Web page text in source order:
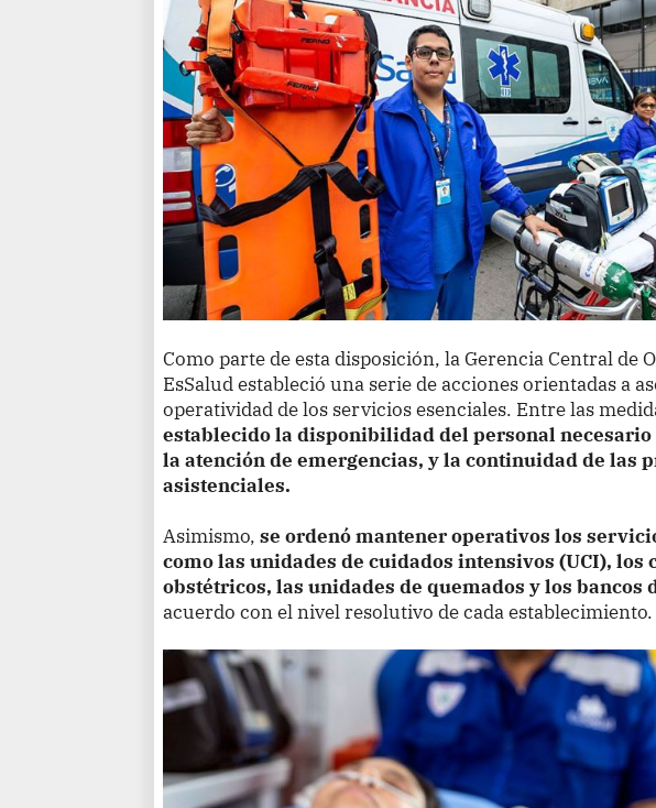
Como parte de esta disposición, la Gerencia Central de
EsSalud estableció una serie de acciones orientadas a
operatividad de los servicios esenciales. Entre las
establecido la disponibilidad del personal
la atención de emergencias, y la continuidad de las
asistenciales.
Asimismo,se ordenó mantener operativos los
como las unidades de cuidados intensivos (UCI), los
obstétricos, las unidades de quemados y los bancos
acuerdo con el nivel resolutivo de cada establecimiento.